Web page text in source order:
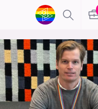
lønn
karriere